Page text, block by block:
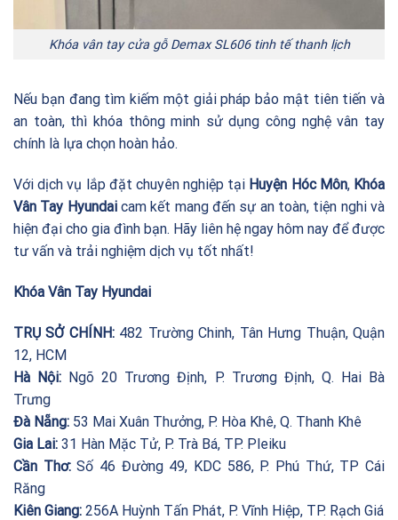
Khóa vân tay cửa gỗ Demax SL606 tinh tế thanh lịch
Nếu bạn đang tìm kiếm một giải pháp bảo mật tiên tiến và
an toàn, thì khóa thông minh sử dụng công nghệ vân tay
chính là lựa chọn hoàn hảo.
Với dịch vụ lắp đặt chuyên nghiệp tại Huyện Hóc Môn, Khóa
Vân Tay Hyundai cam kết mang đến sự an toàn, tiện nghi và
hiện đại cho gia đình bạn. Hãy liên hệ ngay hôm nay để được
tư vấn và trải nghiệm dịch vụ tốt nhất!
Khóa Vân Tay Hyundai
TRỤ SỞ CHÍNH:482 Trường Chinh, Tân Hưng Thuận, Quận
12, HCM
Hà Nội: Ngõ 20 Trương Định, P. Trương Định, Q. Hai Bà
Trưng
Đà Nẵng: 53 Mai Xuân Thưởng, P. Hòa Khê, Q. Thanh Khê
Gia Lai: 31 Hàn Mặc Tử, P. Trà Bá, TP. Pleiku
Cần Thơ:Số 46 Đường 49, KDC 586, P. Phú Thứ, TP Cái
Răng
Kiên Giang: 256A Huỳnh Tấn Phát, P. Vĩnh Hiệp, TP. Rạch Giá